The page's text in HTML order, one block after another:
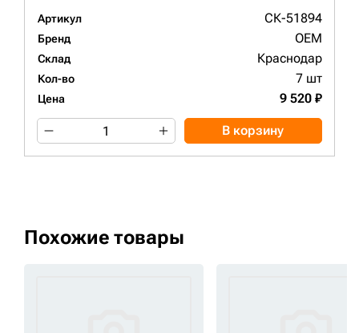
Артикул СК-51894
Бренд OEM
Склад Краснодар
Кол-во 7 шт
Цена 9 520 ₽
В корзину
Похожие товары